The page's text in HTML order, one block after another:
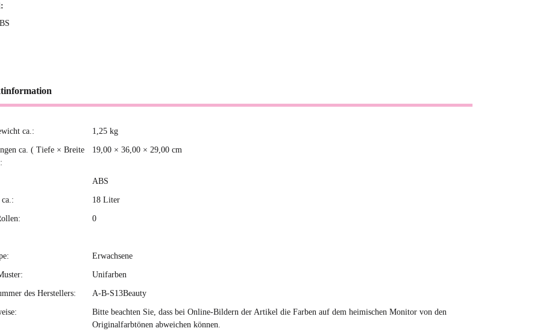
ca.: 1,25 kg
ca. ( Tiefe × Breite
19,00 × 36,00 × 29,00 cm
ABS
18 Liter
0
Erwachsene
Unifarben
des Herstellers: A-B-S13Beauty
Bitte beachten Sie, dass bei Online-Bildern der Artikel die Farben auf dem heimischen Monitor von den
Originalfarbtönen abweichen können.